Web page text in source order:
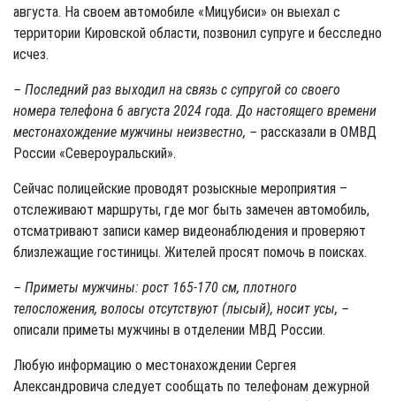
августа. На своем автомобиле «Мицубиси» он выехал с
территории Кировской области, позвонил супруге и бесследно
исчез.
– Последний раз выходил на связь с супругой со своего
номера телефона 6 августа 2024 года. До настоящего времени
местонахождение мужчины неизвестно, – рассказали в ОМВД
России «Североуральский».
Сейчас полицейские проводят розыскные мероприятия –
отслеживают маршруты, где мог быть замечен автомобиль,
отсматривают записи камер видеонаблюдения и проверяют
близлежащие гостиницы. Жителей просят помочь в поисках.
– Приметы мужчины: рост 165-170 см, плотного
телосложения, волосы отсутствуют (лысый), носит усы, –
описали приметы мужчины в отделении МВД России.
Любую информацию о местонахождении Сергея
Александровича следует сообщать по телефонам дежурной